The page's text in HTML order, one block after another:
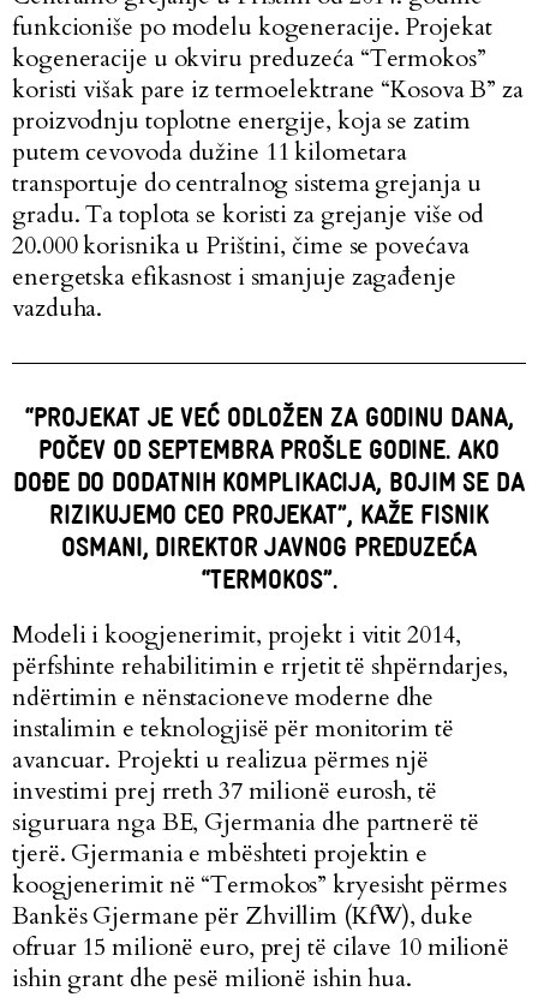
funkcioniše po modelu kogeneracije. Projekat
kogeneracije u okviru preduzeća “Termokos”
koristi višak pare iz termoelektrane “Kosova B” za
proizvodnju toplotne energije, koja se zatim
putem cevovoda dužine 11 kilometara
transportuje do centralnog sistema grejanja u
gradu. Ta toplota se koristi za grejanje više od
20.000 korisnika u Prištini, čime se povećava
energetska efikasnost i smanjuje zagađenje
vazduha.
“PROJEKAT JE VEĆ ODLOŽEN ZA GODINU DANA,
POČEV OD SEPTEMBRA PROŠLE GODINE. AKO
DOĐE DO DODATNIH KOMPLIKACIJA, BOJIM SE DA
RIZIKUJEMO CEO PROJEKAT”, KAŽE FISNIK
OSMANI, DIREKTOR JAVNOG PREDUZEĆA
“TERMOKOS”.
Modeli i koogjenerimit, projekt i vitit 2014,
përfshinte rehabilitimin e rrjetit të shpërndarjes,
ndërtimin e nënstacioneve moderne dhe
instalimin e teknologjisë për monitorim të
avancuar. Projekti u realizua përmes një
investimi prej rreth 37 milionë eurosh, të
siguruara nga BE, Gjermania dhe partnerë të
tjerë. Gjermania e mbështeti projektin e
koogjenerimit në “Termokos” kryesisht përmes
Bankës Gjermane për Zhvillim (KfW), duke
ofruar 15 milionë euro, prej të cilave 10 milionë
ishin grant dhe pesë milionë ishin hua.